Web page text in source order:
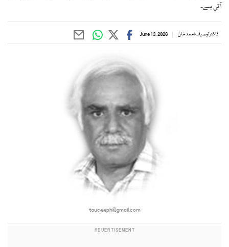
آتی ہے۔
ڈاکٹر توصیف احمد خان June 13, 2026
tauceeph@gmail.com